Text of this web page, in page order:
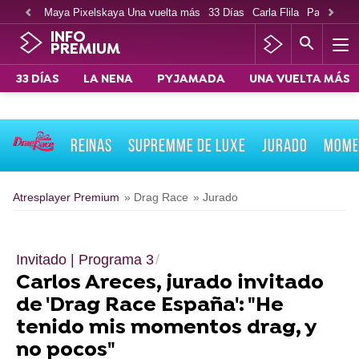
Maya Pixelskaya Una vuelta más 33 Días Carla Flila Paco
INFO
PREMIUM
33 DÍAS LA NENA PYJAMADA UNA VUELTA MÁS
REINAS SUPREMME DE LUXE JURADO
Atresplayer Premium » Drag Race » Jurado
Invitado | Programa 3
Carlos Areces, jurado invitado
de 'Drag Race España': "He
tenido mis momentos drag, y
no pocos"